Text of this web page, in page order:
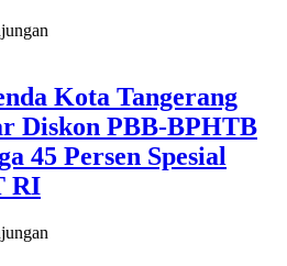
Kota Tangerang
Diskon PBB-BPHTB
45 Persen Spesial
RI